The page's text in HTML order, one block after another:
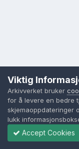
Viktig
Arkivverket bruker
for å levere en bedre
skjemaoppdateringer
lukk
Accept Cookies